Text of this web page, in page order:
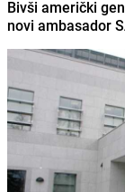
Bivši američki
novi ambasador